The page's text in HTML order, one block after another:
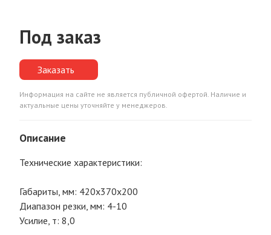
Под заказ
Заказать
Информация на сайте не является публичной офертой. Наличие и
актуальные цены уточняйте у менеджеров.
Описание
Технические характеристики:
Габариты, мм: 420х370х200
Диапазон резки, мм: 4-10
Усилие, т: 8,0